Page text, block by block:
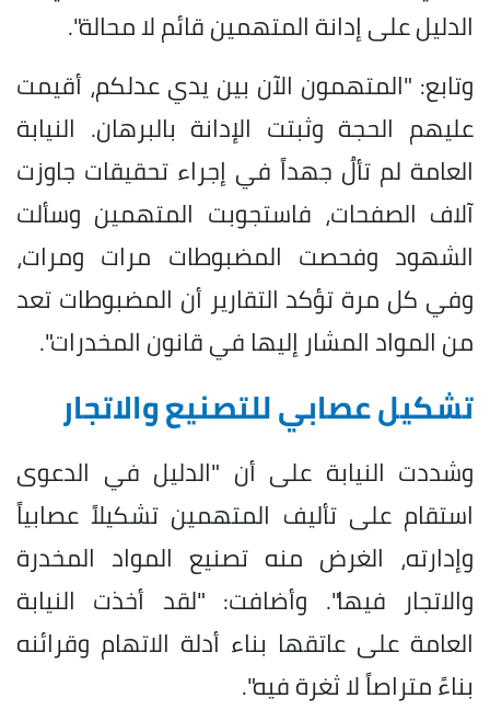
الدليل على إدانة المتهمين قائم لا محالة".
وتابع: "المتهمون الآن بين يدي عدلكم، أقيمت
عليهم الحجة وثبتت الإدانة بالبرهان. النيابة
العامة لم تألُ جهداً في إجراء تحقيقات جاوزت
آلاف الصفحات، فاستجوبت المتهمين وسألت
الشهود وفحصت المضبوطات مرات ومرات،
وفي كل مرة تؤكد التقارير أن المضبوطات تعد
من المواد المشار إليها فيقانونالمخدرات".
تشكيل عصابي للتصنيع والاتجار
وشددت النيابة على أن "الدليل في الدعوى
استقام على تأليف المتهمين تشكيلاً عصابياً
وإدارته، الغرض منه تصنيع المواد المخدرة
والاتجار فيها". وأضافت: "لقد أخذت النيابة
العامة على عاتقها بناء أدلة الاتهام وقرائنه
بناءً متراصاً لا ثغرة فيه".